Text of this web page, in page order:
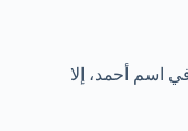
اسم أحمد، إلا